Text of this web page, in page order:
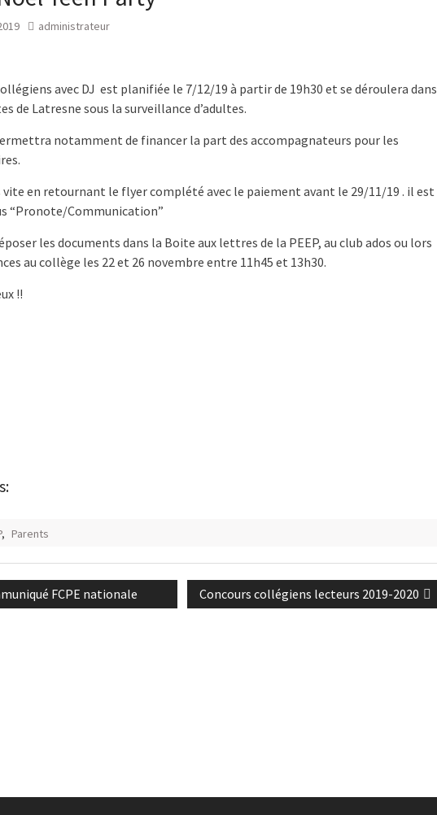
administrateur
avec DJ est planifiée le 7/12/19 à partir de 19h30 et se déroulera dans
de Latresne sous la surveillance d’adultes.
notamment de financer la part des accompagnateurs pour les
vite en retournant le flyer complété avec le paiement avant le 29/11/19 . il est
“Pronote/Communication”
les documents dans la Boite aux lettres de la PEEP, au club ados ou lors
au collège les 22 et 26 novembre entre 11h45 et 13h30.
!!
, Parents
FCPE nationale
Next
post:
Concours collégiens lecteurs 2019-2020